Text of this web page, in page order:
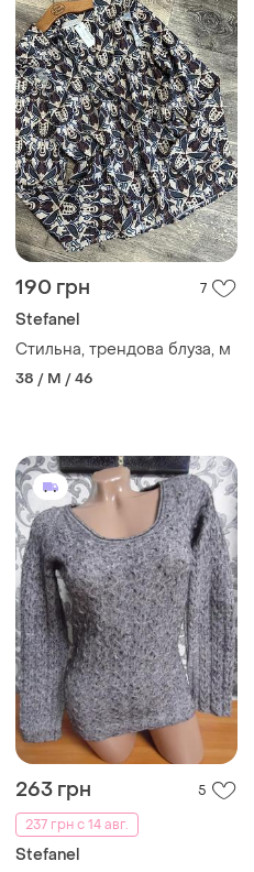
190 грн 7
Stefanel
Стильна, трендова блуза, м
38 / M / 46
263 грн
5
237 грн с 14 авг.
Stefanel